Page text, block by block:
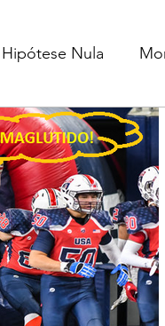
Hipótese Nula
2024 2023 2022
Março 2026
Dezembro 2025